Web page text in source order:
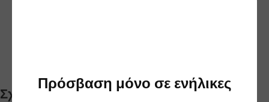
Πρόσβαση μόνο σε ενήλικες
Σχετικά προϊόντα